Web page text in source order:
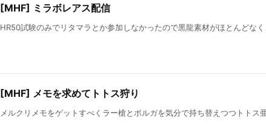
[MHF] ミラボレアス配信
HR50試験のみでリタマラとか参加しなかったので黒龍素材がほとんどな
[MHF] メモを求めてトトス狩り
メルクリメモをゲットすべくラー槍とボルガを気分で持ち替えつつトトス